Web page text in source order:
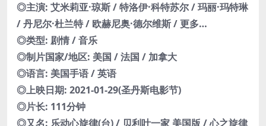
◎主演: 艾米莉亚·琼斯 / 特洛伊·科特苏尔 / 玛丽·玛特琳
/ 丹尼尔·杜兰特 / 欧赫尼奥·德尔维斯 / 更多…
◎类型: 剧情 / 音乐
◎制片国家/地区: 美国 / 法国 / 加拿大
◎语言: 美国手语 / 英语
◎上映日期: 2021-01-29(圣丹斯电影节)
◎片长: 111分钟
◎又名: 乐动心旋律(台) / 贝利叶一家 美国版 / 心之旋律